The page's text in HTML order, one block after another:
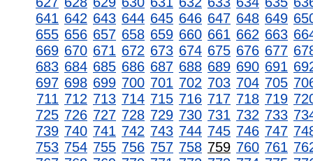
641 642 643 644 645 646 647 648 649
655 656 657 658 659 660 661 662 663
669 670 671 672 673 674 675 676 677
683 684 685 686 687 688 689 690 691
697 698 699 700 701 702 703 704 705
711 712 713 714 715 716 717 718 719
725 726 727 728 729 730 731 732 733
739 740 741 742 743 744 745 746 747
753 754 755 756 757 758 759 760 761